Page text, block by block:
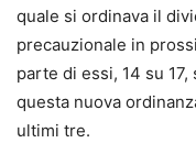
quale si ordinava il
precauzionale in
parte di essi, 14 su
questa nuova
ultimi tre.